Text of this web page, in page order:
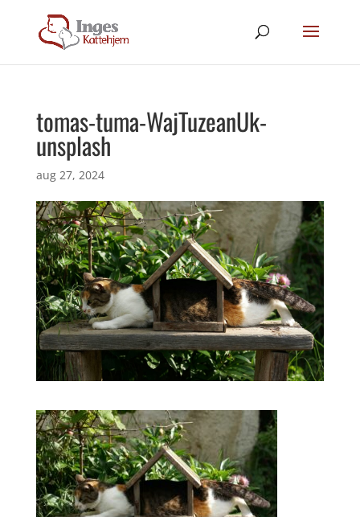
tomas-tuma-WajTuzeanUk-
unsplash
aug 27, 2024